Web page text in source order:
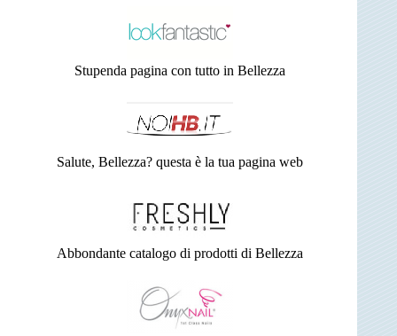
Stupenda pagina con tutto in Bellezza
Salute, Bellezza? questa è la tua pagina web
Abbondante catalogo di prodotti di Bellezza